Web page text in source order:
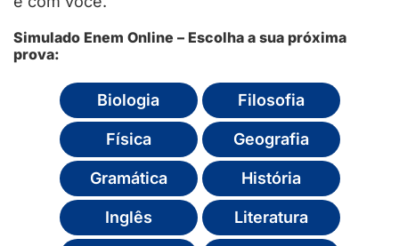
Simulado Enem Online – Escolha a sua próxima
prova:
Biologia Filosofia
Física Geografia
Gramática História
Inglês Literatura